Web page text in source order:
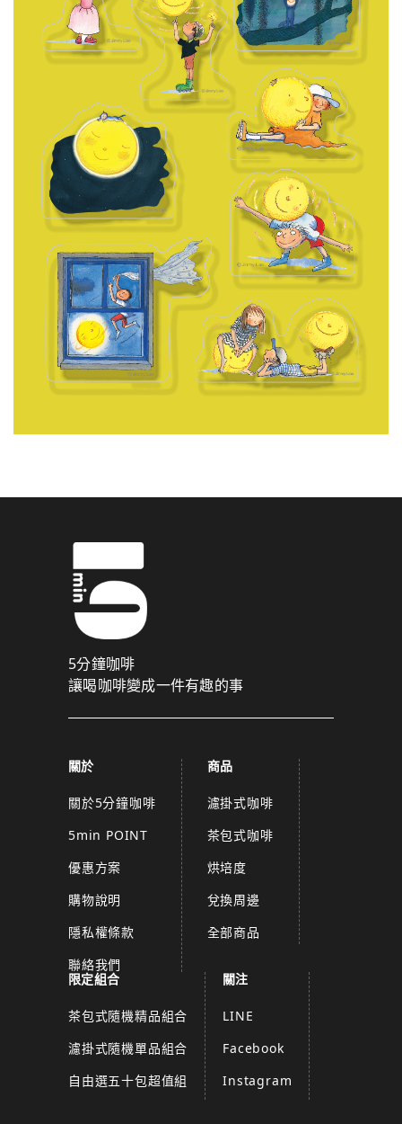
5分鐘咖啡
讓喝咖啡變成一件有趣的事
關於
關於5分鐘咖啡
5min POINT
優惠方案
購物說明
隱私權條款
聯絡我們
商品
濾掛式咖啡
茶包式咖啡
烘培度
兌換周邊
全部商品
限定組合
茶包式隨機精品組合
濾掛式隨機單品組合
自由選五十包超值組
關注
LINE
Facebook
Instagram